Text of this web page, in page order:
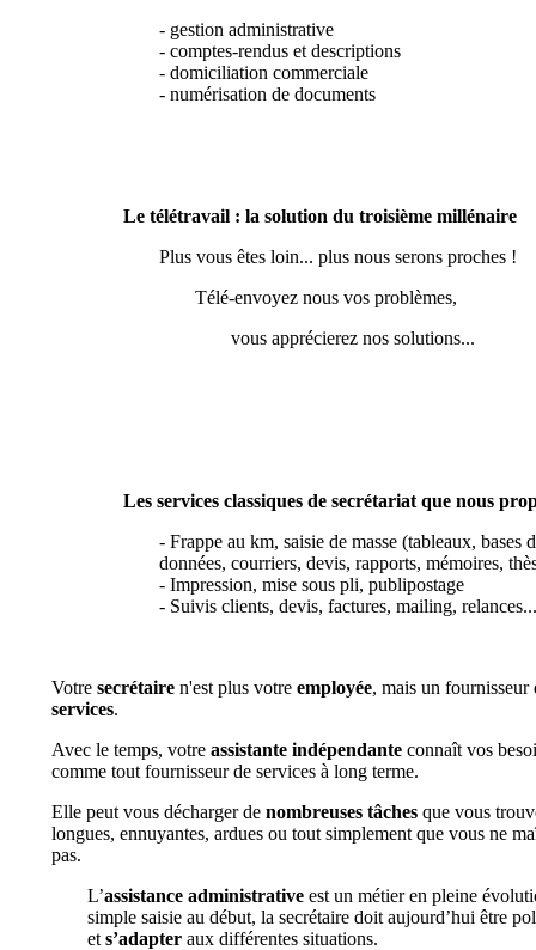
- gestion administrative
- comptes-rendus et descriptions
- domiciliation commerciale
- numérisation de documents
Le télétravail : la solution du troisième millénaire
Plus vous êtes loin... plus nous serons proches !
Télé-envoyez nous vos problèmes,
vous apprécierez nos solutions...
Les services classiques de secrétariat que nous
- Frappe au km, saisie de masse (tableaux, bases
données, courriers, devis, rapports, mémoires,
- Impression, mise sous pli, publipostage
- Suivis clients, devis, factures, mailing, relances...
Votre secrétaire n'est plus votre employée, mais un fournisseur
services.
Avec le temps, votre assistante indépendante connaît vos
comme tout fournisseur de services à long terme.
Elle peut vous décharger de nombreuses tâches que vous
longues, ennuyantes, ardues ou tout simplement que vous ne
pas.
L’assistance administrative est un métier en pleine
simple saisie au début, la secrétaire doit aujourd’hui être
et s’adapter aux différentes situations.